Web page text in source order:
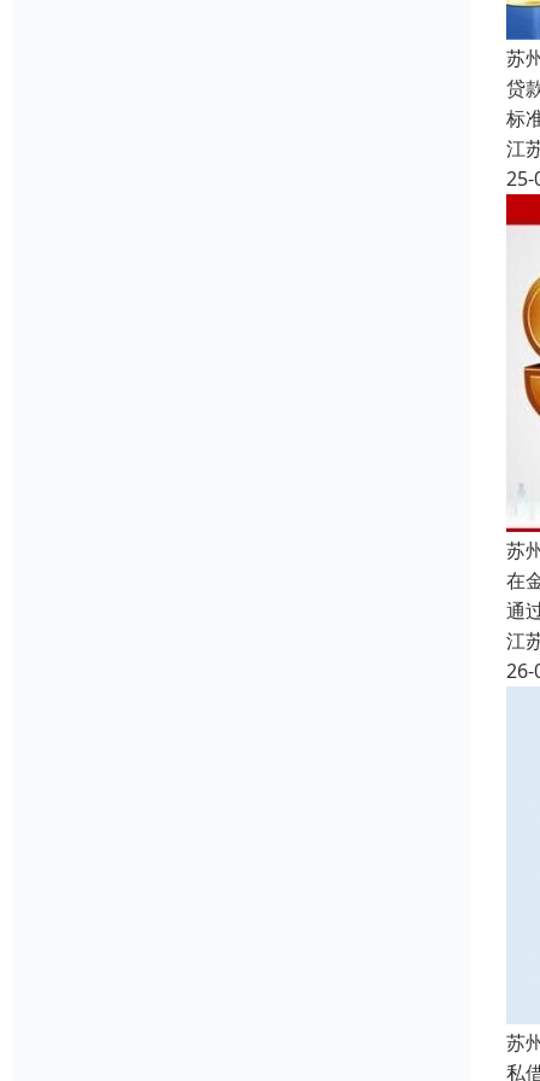
苏
贷
标
江
25-
苏
在
通
江
26-
苏
私